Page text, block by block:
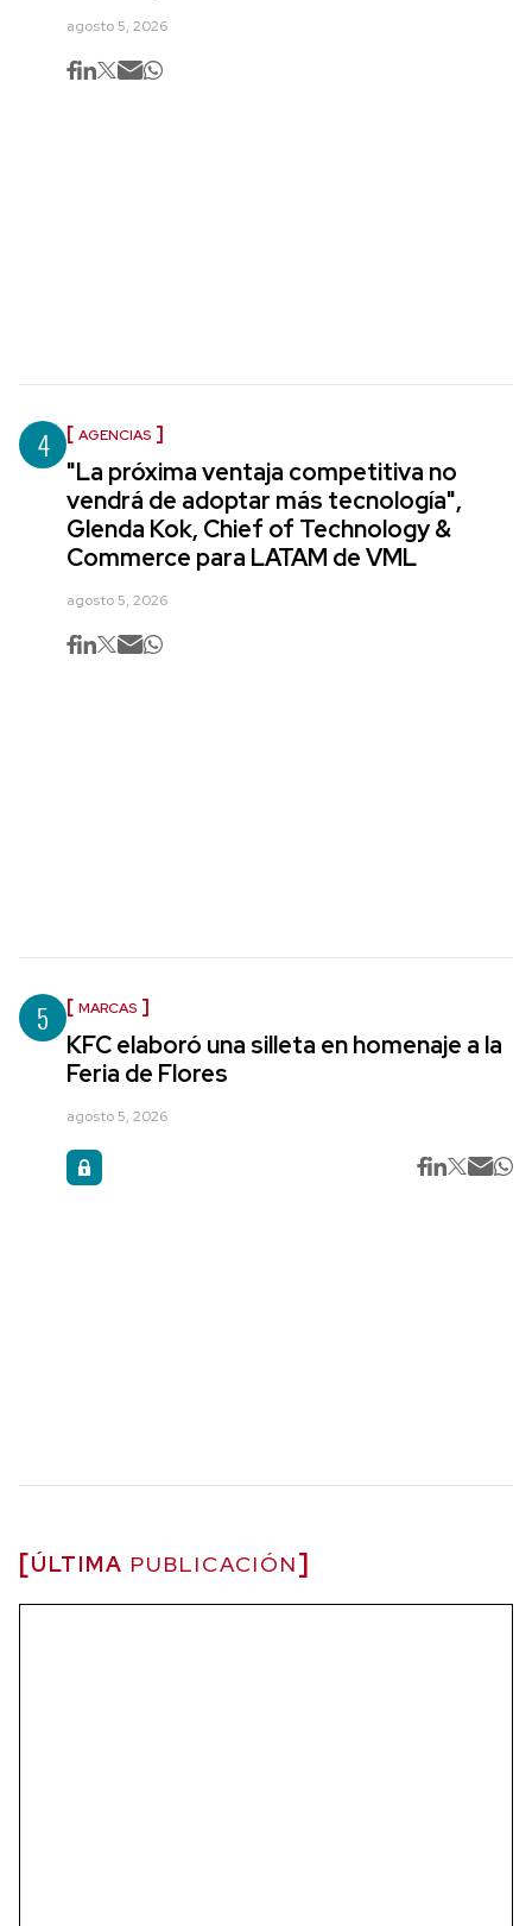
agosto 5, 2026
4 AGENCIAS
"La próxima ventaja competitiva no
vendrá de adoptar más tecnología",
Glenda Kok, Chief of Technology &
Commerce para LATAM de VML
agosto 5, 2026
5 MARCAS
KFC elaboró una silleta en homenaje a la
Feria de Flores
agosto 5, 2026
ÚLTIMA PUBLICACIÓN